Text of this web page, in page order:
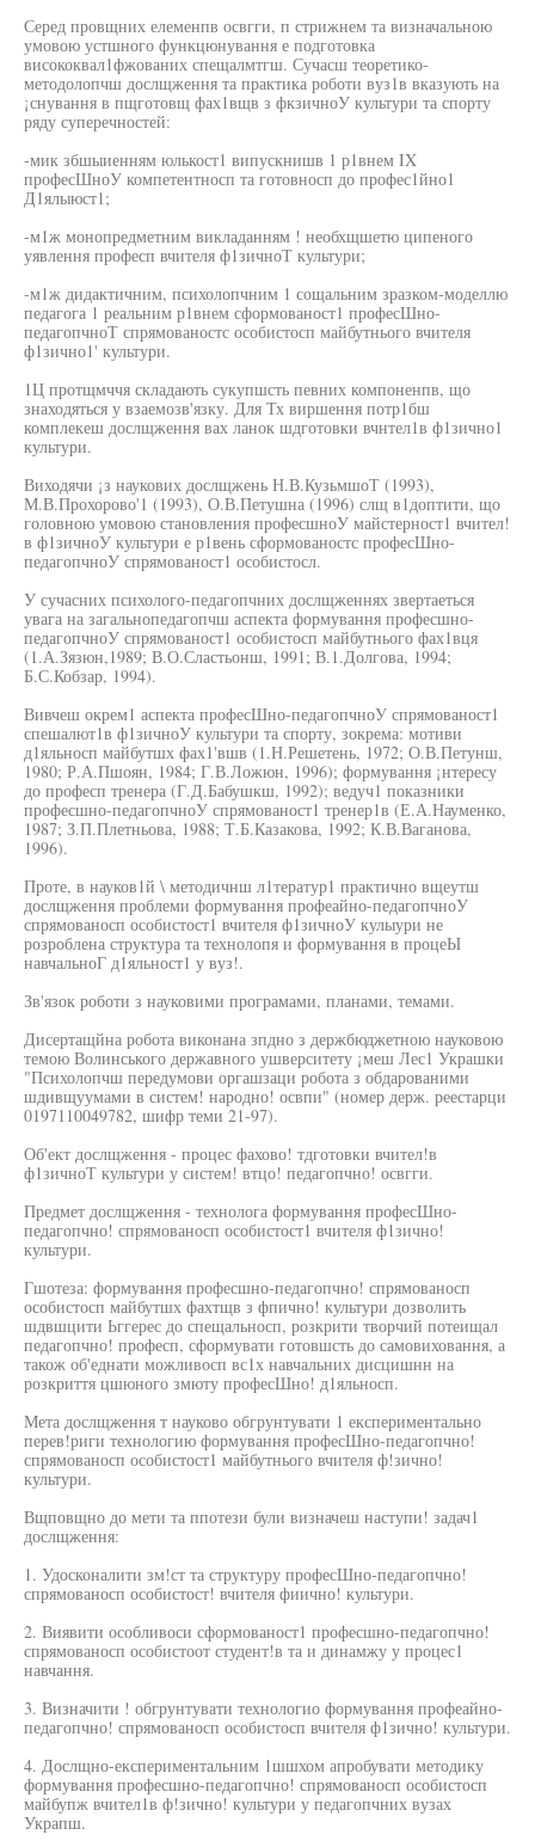
Серед провщних елеменпв освгги, п стрижнем та визначальною
умовою устшного функцюнування е подготовка
висококвал1фжованих спещалмтгш. Сучасш теоретико-
методолопчш дослщження та практика роботи вуз1в вказують на
¡снування в пщготовщ фах1вщв з фкзичноУ культури та спорту
ряду суперечностей:
-мик збшыиенням юлькост1 випускнишв 1 р1внем IX
професШноУ компетентносп та готовносп до профес1йно1
Д1ялыюст1;
-м1ж монопредметним викладанням ! необхщшетю ципеного
уявлення професп вчителя ф1зичноТ культури;
-м1ж дидактичним, психолопчним 1 сощальним зразком-моделлю
педагога 1 реальним р1внем сформованост1 професШно-
педагопчноТ спрямованостс особистосп майбутнього вчителя
ф1зично1' культури.
1Ц протщмччя складають сукупшсть певних компоненпв, що
знаходяться у взаемозв'язку. Для Тх виршення потр1бш
комплекеш дослщження вах ланок шдготовки вчнтел1в ф1зично1
культури.
Виходячи ¡з наукових дослщжень Н.В.КузьмшоТ (1993),
М.В.Прохорово'1 (1993), О.В.Петушна (1996) слщ в1доптити, що
головною умовою становления професшноУ майстерност1 вчител!
в ф1зичноУ культури е р1вень сформованостс професШно-
педагопчноУ спрямованост1 особистосл.
У сучасних психолого-педагопчних дослщженнях звертаеться
увага на загальнопедагопчш аспекта формування професшно-
педагопчноУ спрямованост1 особистосп майбутнього фах1вця
(1.А.Зязюн,1989; В.О.Сластьонш, 1991; В.1.Долгова, 1994;
Б.С.Кобзар, 1994).
Вивчеш окрем1 аспекта професШно-педагопчноУ спрямованост1
спешалют1в ф1зичноУ культури та спорту, зокрема: мотиви
д1яльносп майбутшх фах1'вшв (1.Н.Решетень, 1972; О.В.Петунш,
1980; Р.А.Пшоян, 1984; Г.В.Ложюн, 1996); формування ¡нтересу
до професп тренера (Г.Д.Бабушкш, 1992); ведуч1 показники
професшно-педагопчноУ спрямованост1 тренер1в (Е.А.Науменко,
1987; З.П.Плетньова, 1988; Т.Б.Казакова, 1992; К.В.Ваганова,
1996).
Проте, в науков1й \ методичнш л1тератур1 практично вщеутш
дослщження проблеми формування профеайно-педагопчноУ
спрямованосп особистост1 вчителя ф1зичноУ кулыури не
розроблена структура та технолопя и формування в процеЫ
навчальноГ д1яльност1 у вуз!.
Зв'язок роботи з науковими програмами, планами, темами.
Дисертащйна робота виконана зпдно з держбюджетною науковою
темою Волинського державного ушверситету ¡меш Лес1 Украшки
"Психолопчш передумови оргашзаци робота з обдарованими
шдивщуумами в систем! народно! освпи" (номер держ. реестарци
0197110049782, шифр теми 21-97).
Об'ект дослщження - процес фахово! тдготовки вчител!в
ф1зичноТ культури у систем! втцо! педагопчно! освгги.
Предмет дослщження - технолога формування професШно-
педагопчно! спрямованосп особистост1 вчителя ф1зично!
культури.
Гшотеза: формування професшно-педагопчно! спрямованосп
особистосп майбутшх фахтщв з фпично! культури дозволить
шдвшцити Ьггерес до спещальносп, розкрити творчий потеищал
педагопчно! професп, сформувати готовшсть до самовиховання, а
також об'еднати можливосп вс1х навчальних дисцишнн на
розкриття цшюного змюту професШно! д1яльносп.
Мета дослщження т науково обгрунтувати 1 експериментально
перев!риги технологию формування професШно-педагопчно!
спрямованосп особистост1 майбутнього вчителя ф!зично!
культури.
Вщповщно до мети та ппотези були визначеш наступи! задач1
дослщження:
1. Удосконалити зм!ст та структуру професШно-педагопчно!
спрямованосп особистост! вчителя фиично! культури.
2. Виявити особливоси сформованост1 професшно-педагопчно!
спрямованосп особистоот студент!в та и динамжу у процес1
навчання.
3. Визначити ! обгрунтувати технологио формування профеайно-
педагопчно! спрямованосп особистосп вчителя ф1зично! культури.
4. Дослщно-експериментальним 1шшхом апробувати методику
формування професшно-педагопчно! спрямованосп особистосп
майбупж вчител1в ф!зично! культури у педагопчних вузах
Украпш.